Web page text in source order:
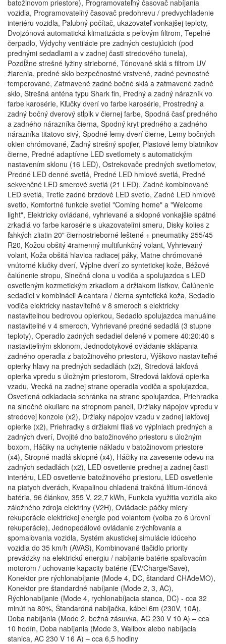
batožinovom priestore), Programovateľný časovač nabíjania
vozidla, Programovateľný časovač predohrevu / predvychladenie
interiéru vozidla, Palubný počítač, ukazovateľ vonkajšej teploty,
Dvojzónová automatická klimatizácia s peľovým filtrom, Tepelné
čerpadlo, Výdychy ventilácie pre zadných cestujúcich (pod
prednými sedadlami a v zadnej časti stredového tunela),
Pozdĺžne strešné lyžiny strieborné, Tónované sklá s filtrom UV
žiarenia, predné sklo bezpečnostné vrstvené, zadné pevnostné
temperované, Zatmavené zadné bočné sklá a zatmavené zadné
sklo, Strešná anténa typu Shark fin, Predný a zadný nárazník vo
farbe karosérie, Kľučky dverí vo farbe karosérie, Prostredný a
zadný bočný dverový stĺpik v čiernej farbe, Spodná časť predného
a zadného nárazníka čierna, Spodný kryt predného a zadného
nárazníka titatovo sivý, Spodné lemy dverí čierne, Lemy bočných
okien chrómované, Zadný strešný spojler, Plastové lemy blatníkov
čierne, Predné adaptívne LED svetlomety s automatickým
nastavením sklonu (16 LED), Ostrekovače predných svetlometov,
Predné LED denné svetlá, Predné LED hmlové svetlá, Predné
sekvenčné LED smerové svetlá (21 LED), Zadné kombinované
LED svetlá, Tretie zadné brzdové LED svetlo, Zadné LED hmlové
svetlo, Komfortné funkcie svetiel "Coming home" a "Welcome
light", Elektricky ovládané, vyhrievané a sklopné vonkajšie spätné
zrkadlá vo farbe karosérie s ukazovateľmi smeru, Disky kolies z
ľahkých zliatin 20" čiernostrieborné leštené + pneumatiky 255/45
R20, Kožou obšitý 4ramenný multifunkčný volant, Vyhrievaný
volant, Koža obšitá hlavica radiacej páky, Matne chrómované
vnútorné kľučky dverí, Výplne dverí zo syntetickej kože, Béžové
čalúnenie stropu, Slnečná clona u vodiča a spolujazdca s LED
osvetleným kozmetickým zrkadlom a držiakom lístkov, Čalúnenie
sedadiel v kombinácii Alcantara / čierna syntetická koža, Sedadlo
vodiča elektricky nastaviteľné v 8 smeroch s elektricky
nastaviteľnou bedrovou opierkou, Sedadlo spolujazdca manuálne
nastaviteľné v 4 smeroch, Vyhrievané predné sedadlá (3 stupne
teploty), Operadlo zadných sedadiel delené v pomere 40:20:40 s
nastaviteľným sklonom, Jednodotykové ovládanie sklápania
zadného operadla z batožinového priestoru, Výškovo nastaviteľné
opierky hlavy na predných sedadlách (x2), Stredová lakťová
opierka vpredu s úložným priestorom, Stredová lakťová opierka
vzadu, Vrecká na zadnej strane operadla vodiča a spolujazdca,
Osvetlená odkladacia schránka na strane spolujazdca, Priehradka
na slnečné okuliare na stropnom paneli, Držiaky nápojov vpredu v
stredovej konzole (x2), Držiaky nápojov vzadu v zadnej lakťovej
opierke (x2), Priehradky s držiakmi fliaš vo výplniach predných a
zadných dverí, Dvojité dno batožinového priestoru s úložným
boxom, Háčiky na uchytenie nákladu v batožinovom priestore
(x4), Stropné madlá sklopné (x4), Háčiky na zavesenie odevu na
zadných sedadlách (x2), LED osvetlenie prednej a zadnej časti
interiéru, LED osvetlenie batožinového priestoru, LED osvetlenie
na piatych dverách, Kvapalinou chladená trakčná lítium-iónová
batéria, 96 článkov, 355 V, 22,7 kWh, Funkcia využitia vozidla ako
záložného zdroja elektriny (V2H), Ovládacie páčky miery
rekuperácie elektrickej energie pod volantom (voľba zo 6 úrovní
rekuperácie), Jednopedálové ovládanie zrýchľovania a
spomaľovania vozidla, Systém akustickej simulácie idúceho
vozidla do 35 km/h (AVAS), Kombinované tlačidlo priority
prevádzky na elektrickú energiu / nabíjanie batérie spaľovacím
motorom / uchovanie kapacity batérie (EV/Charge/Save),
Konektor pre rýchlonabíjanie (Mode 4, DC, štandard CHAdeMO),
Konektor pre štandardné nabíjanie (Mode 2, 3, AC),
Rýchlonabíjanie (Mode 4, rychlonabíjacia stanca, DC) - cca 32
minút na 80%, Štandardná nabíjačka, kábel 6m (230V, 10A),
Doba nabíjania (Mode 2, bežná zásuvka, AC 230 V 10 A) – cca
10 hodín, Doba nabíjania (Mode 3, Wallbox alebo nabíjacia
stanica, AC 230 V 16 A) – cca 6,5 hodiny